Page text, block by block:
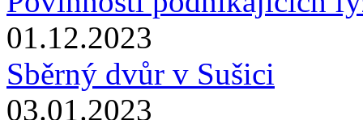
01.12.2023
Sběrný dvůr v Sušici
03.01.2023